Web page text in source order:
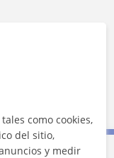
dar clase
como cookies,
del sitio,
y medir